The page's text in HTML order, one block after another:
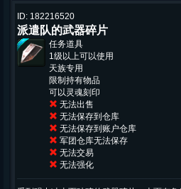
ID: 182216520
派遣队的武器碎片
任务道具
1级以上可以使用
天族专用
限制持有物品
可以灵魂刻印
无法出售
无法保存到仓库
无法保存到账户仓库
军团仓库无法保存
无法交易
无法强化